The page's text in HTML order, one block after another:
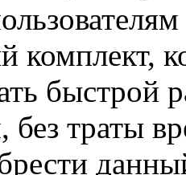
комплект,
быстрой
траты